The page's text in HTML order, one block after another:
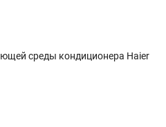
среды кондиционера Haier